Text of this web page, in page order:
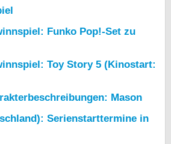
Funko Pop!-Set zu
Toy Story 5 (Kinostart:
Mason
Serienstarttermine in